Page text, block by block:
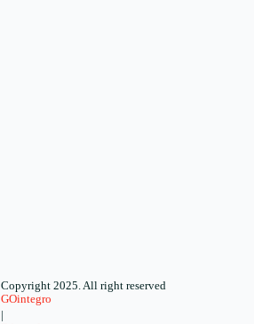
Copyright 2025. All right reserved
GOintegro